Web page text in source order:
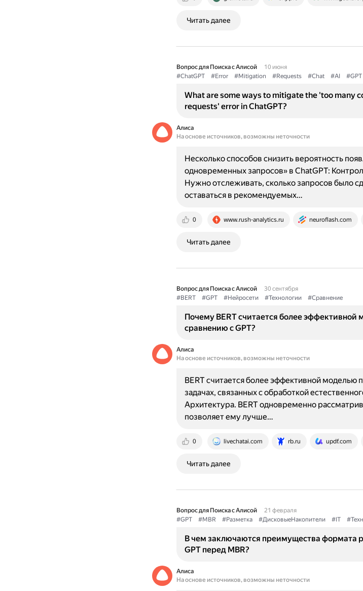
Читать далее
Вопрос для Поиска с Алисой
10 июня
#ChatGPT
#Error #Mitigation #Requests #Chat #AI #GPT
What are some ways to mitigate the 'too many
requests' error in ChatGPT?
Алиса
На основе источников, возможны неточности
0 www.rush-analytics.ru neuroflash.com
Несколько способов снизить вероятность
одновременных запросов» в ChatGPT:
Нужно отслеживать, сколько запросов было
оставаться в рекомендуемых…
Читать далее
Вопрос для Поиска с Алисой
30 сентября
#BERT
#GPT #Нейросети #Технологии #Сравнение
Почему BERT считается более эффективной
сравнению с GPT?
Алиса
На основе источников, возможны неточности
0 livechatai.com rb.ru updf.com
BERT считается более эффективной моделью
задачах, связанных с обработкой
Архитектура. BERT одновременно
позволяет ему лучше…
Читать далее
Вопрос для Поиска с Алисой
21 февраля
#GPT
#MBR #Разметка #ДисковыеНакопители #IT
В чем заключаются преимущества формата
GPT перед MBR?
Алиса
На основе источников, возможны неточности